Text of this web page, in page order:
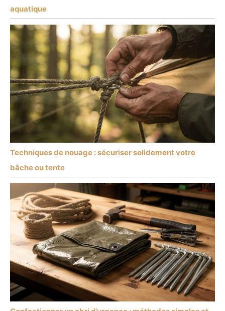
aquatique
Techniques de nouage : sécuriser solidement votre
bâche ou tente